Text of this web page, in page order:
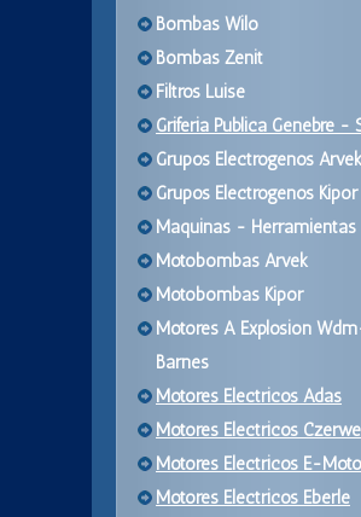
Bombas Wilo
Bombas Zenit
Filtros Luise
Griferia Publica Genebre -
Grupos Electrogenos Arvek
Grupos Electrogenos Kipor
Maquinas - Herramientas
Motobombas Arvek
Motobombas Kipor
Motores A Explosion
Barnes
Motores Electricos Adas
Motores Electricos
Motores Electricos E-
Motores Electricos Eberle